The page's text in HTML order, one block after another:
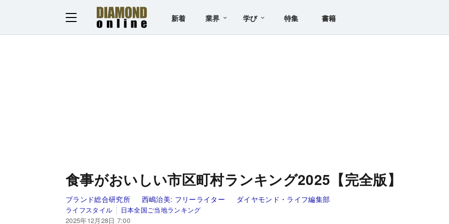
新着 業界 学び 特集 書籍
食事がおいしい市区町村ランキング2025【完全版】
ブランド総合研究所 西嶋治美: フリーライター ダイヤモンド・ライフ編集部
ライフスタイル
日本全国ご当地ランキング
2025年12月28日 7:00